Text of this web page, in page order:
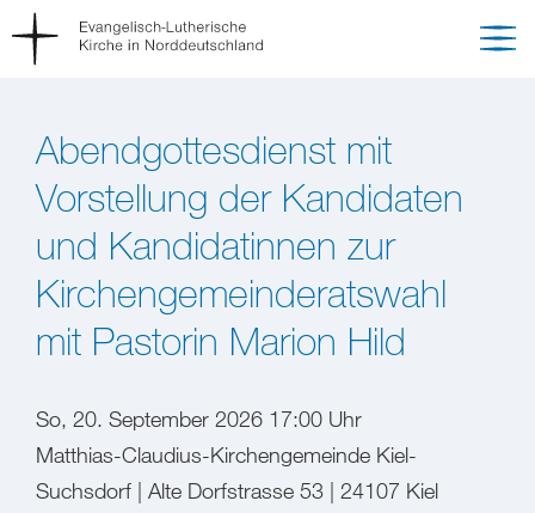
Abendgottesdienst mit
Vorstellung der Kandidaten
und Kandidatinnen zur
Kirchengemeinderatswahl
mit Pastorin Marion Hild
So, 20. September 2026 17:00 Uhr
Matthias-Claudius-Kirchengemeinde Kiel-
Suchsdorf | Alte Dorfstrasse 53 | 24107 Kiel